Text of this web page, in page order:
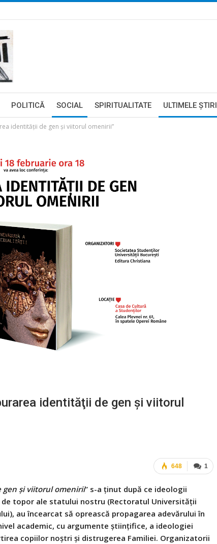
POLITICĂ SOCIAL SPIRITUALITATE ULTIMELE ŞTIRI
identităţii de gen şi viitorul omenirii”
identităţii de gen şi viitorul
1
648
şi viitorul omenirii” s-a ținut după ce ideologii
topor ale statului nostru (Rectoratul Universității
au încearcat să oprească propagarea adevărului în
academic, cu argumente științifice, a ideologiei
copiilor noștri şi distrugerea Familiei. Organizatorii